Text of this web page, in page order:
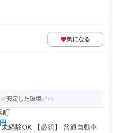
気になる
安定した環境✅
町
経験OK 【必須】 普通自動車